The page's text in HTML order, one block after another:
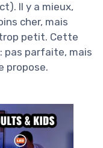
Il y a mieux,
cher, mais
petit. Cette
pas parfaite, mais
propose.